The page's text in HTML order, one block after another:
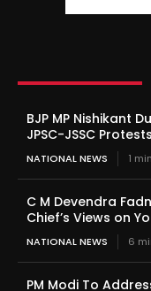
BJP MP Nishikant
JPSC-JSSC Protests
NATIONAL NEWS 1
C M Devendra
Chief’s Views on
NATIONAL NEWS 6
PM Modi To